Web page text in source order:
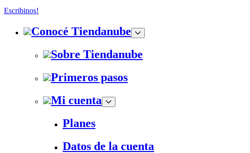
Escribinos!
Conocé Tiendanube
Sobre Tiendanube
Primeros pasos
Mi cuenta
Planes
Datos de la cuenta